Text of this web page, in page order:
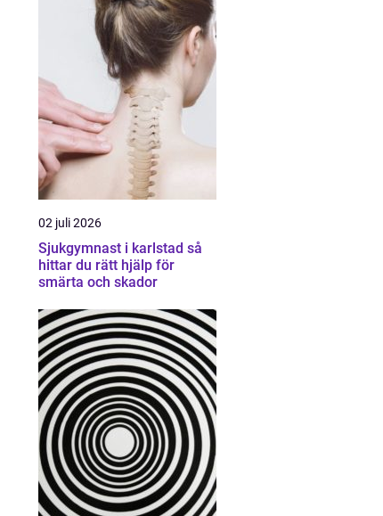
02 juli 2026
Sjukgymnast i karlstad så
hittar du rätt hjälp för
smärta och skador